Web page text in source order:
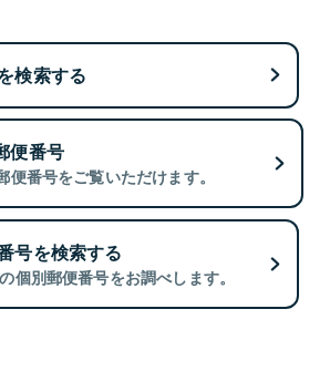
検索する
便番号
便番号をご覧いただけます。
号を検索する
個別郵便番号をお調べします。